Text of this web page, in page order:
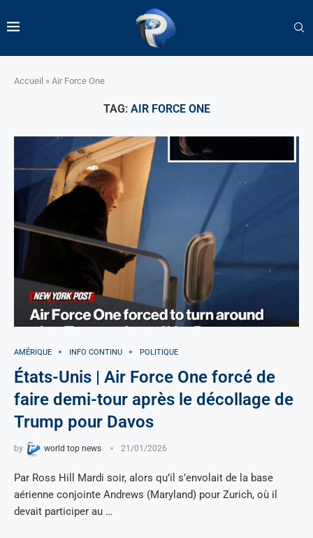
Accueil » Air Force One
TAG: AIR FORCE ONE
AMÉRIQUE INFO CONTINU POLITIQUE
États-Unis | Air Force One forcé de
faire demi-tour après le décollage de
Trump pour Davos
by world top news 21/01/2026
Par Ross Hill Mardi soir, alors qu’il s’envolait de la base
aérienne conjointe Andrews (Maryland) pour Zurich, où il
devait participer au …